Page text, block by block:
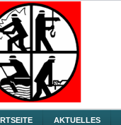
AKTUELLES